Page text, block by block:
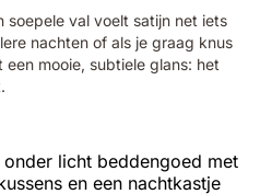
soepele val voelt satijn net iets
nachten of als je graag knus
mooie, subtiele glans: het